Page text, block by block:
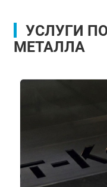
УСЛУГИ
МЕТАЛЛА